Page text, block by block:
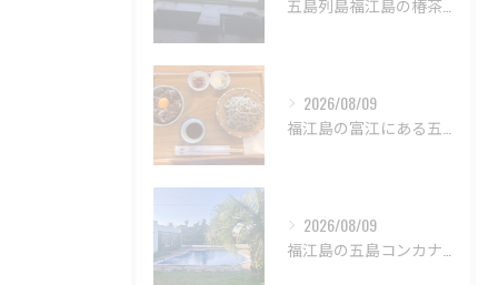
2026/08/09
2026/08/09